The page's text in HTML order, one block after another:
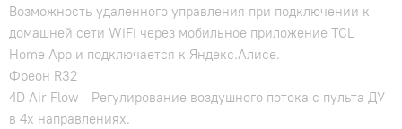
Возможность удаленного управления при подключении к
домашней сети WiFi через мобильное приложение TCL
Home App и подключается к Яндекс.Алисе.
Фреон R32
4D Air Flow - Регулирование воздушного потока с пульта ДУ
в 4х направлениях.